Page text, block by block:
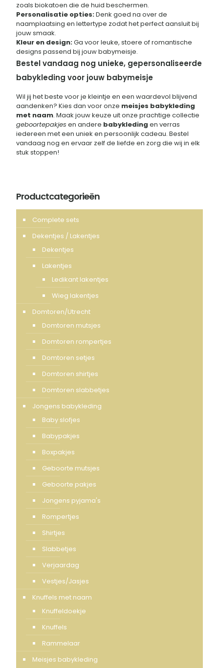
zoals biokatoen die de huid beschermen.
Personalisatie opties:Denk goed na over de
naamplaatsing en lettertype zodat het perfect aansluit bij
jouw smaak.
Kleur en design:Ga voor leuke, stoere of romantische
designs passend bij jouw babymeisje.
Bestel vandaag nog unieke, gepersonaliseerde
babykleding voor jouw babymeisje
Wil jij het beste voor je kleintje en een waardevol blijvend
aandenken? Kies dan voor onze meisjes babykleding
met naam. Maak jouw keuze uit onze prachtige collectie
geboortepakjes en andere babykleding en verras
iedereen met een uniek en persoonlijk cadeau. Bestel
vandaag nog en ervaar zelf de liefde en zorg die wij in elk
stuk stoppen!
Productcategorieën
Complete sets
Dekentjes / Lakentjes
Dekentjes
Lakentjes
Ledikant lakentjes
Wieg lakentjes
Domtoren/Utrecht
Domtoren mutsjes
Domtoren rompertjes
Domtoren setjes
Domtoren shirtjes
Domtoren slabbetjes
Jongens babykleding
Baby slofjes
Babypakjes
Boxpakjes
Geboorte mutsjes
Geboorte pakjes
Jongens pyjama's
Rompertjes
Shirtjes
Slabbetjes
Verjaardag
Vestjes/Jasjes
Knuffels met naam
Knuffeldoekje
Knuffels
Rammelaar
Meisjes babykleding